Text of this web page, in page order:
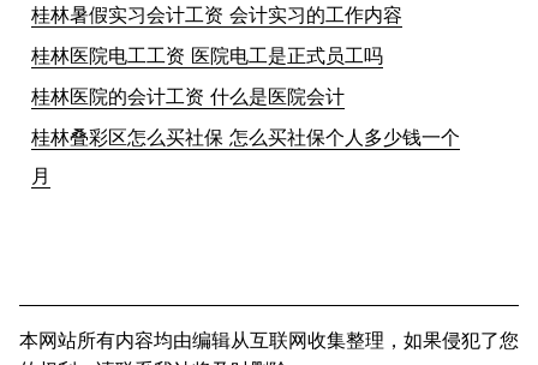
桂林暑假实习会计工资 会计实习的工作内容
桂林医院电工工资 医院电工是正式员工吗
桂林医院的会计工资 什么是医院会计
桂林叠彩区怎么买社保 怎么买社保个人多少钱一个
月
本网站所有内容均由编辑从互联网收集整理，如果侵犯了您